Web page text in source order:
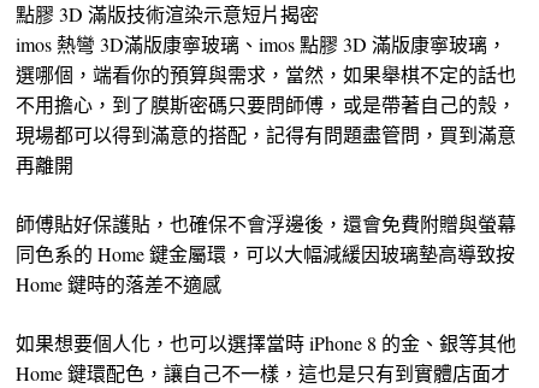
點膠 3D 滿版技術渲染示意短片揭密
imos 熱彎 3D滿版康寧玻璃、imos 點膠 3D 滿版康寧玻璃，
選哪個，端看你的預算與需求，當然，如果舉棋不定的話也
不用擔心，到了膜斯密碼只要問師傅，或是帶著自己的殼，
現場都可以得到滿意的搭配，記得有問題盡管問，買到滿意
再離開
師傅貼好保護貼，也確保不會浮邊後，還會免費附贈與螢幕
同色系的 Home 鍵金屬環，可以大幅減緩因玻璃墊高導致按
Home 鍵時的落差不適感
如果想要個人化，也可以選擇當時 iPhone 8 的金、銀等其他
Home 鍵環配色，讓自己不一樣，這也是只有到實體店面才